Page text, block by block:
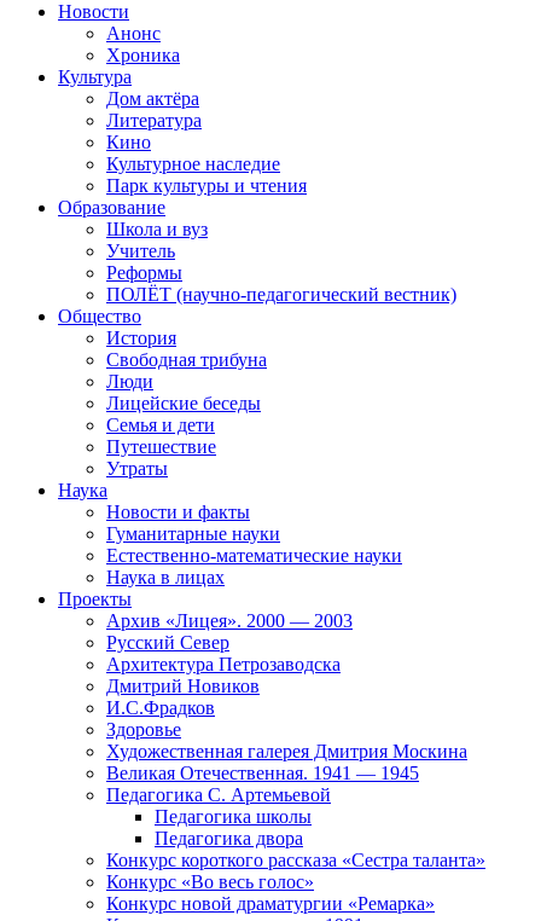
Новости
Анонс
Хроника
Культура
Дом актёра
Литература
Кино
Культурное наследие
Парк культуры и чтения
Образование
Школа и вуз
Учитель
Реформы
ПОЛЁТ (научно-педагогический вестник)
Общество
История
Свободная трибуна
Люди
Лицейские беседы
Семья и дети
Путешествие
Утраты
Наука
Новости и факты
Гуманитарные науки
Естественно-математические науки
Наука в лицах
Проекты
Архив «Лицея». 2000 — 2003
Русский Север
Архитектура Петрозаводска
Дмитрий Новиков
И.С.Фрадков
Здоровье
Художественная галерея Дмитрия Москина
Великая Отечественная. 1941 — 1945
Педагогика С. Артемьевой
Педагогика школы
Педагогика двора
Конкурс короткого рассказа «Сестра таланта»
Конкурс «Во весь голос»
Конкурс новой драматургии «Ремарка»